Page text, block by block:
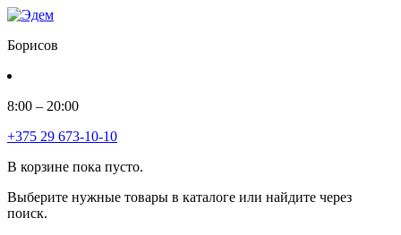
Борисов
8:00 – 20:00
+375 29 673-10-10
В корзине пока пусто.
Выберите нужные товары в каталоге или найдите через
поиск.